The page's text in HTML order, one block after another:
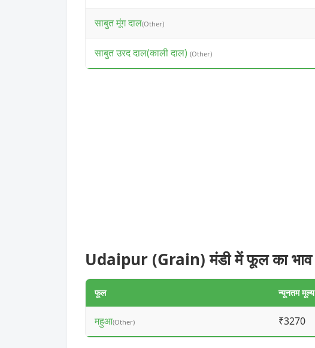
साबुत मूंग दाल(Other)
साबुत उरद दाल(काली दाल) (Other)
Udaipur (Grain) मंडी में फूल का भाव
फूल न्यूनतम मूल्य
महुआ(Other) ₹3270